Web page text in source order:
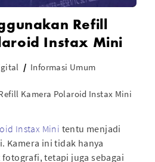
Refill
Instax Mini
Informasi Umum
Kamera Polaroid Instax Mini
Instax Mini tentu menjadi
Kamera ini tidak hanya
tetapi juga sebagai